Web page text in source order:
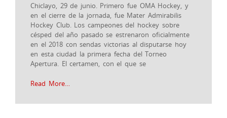
Chiclayo, 29 de junio. Primero fue OMA Hockey, y
en el cierre de la jornada, fue Mater Admirabilis
Hockey Club. Los campeones del hockey sobre
césped del año pasado se estrenaron oficialmente
en el 2018 con sendas victorias al disputarse hoy
en esta ciudad la primera fecha del Torneo
Apertura. El certamen, con el que se
Read More…